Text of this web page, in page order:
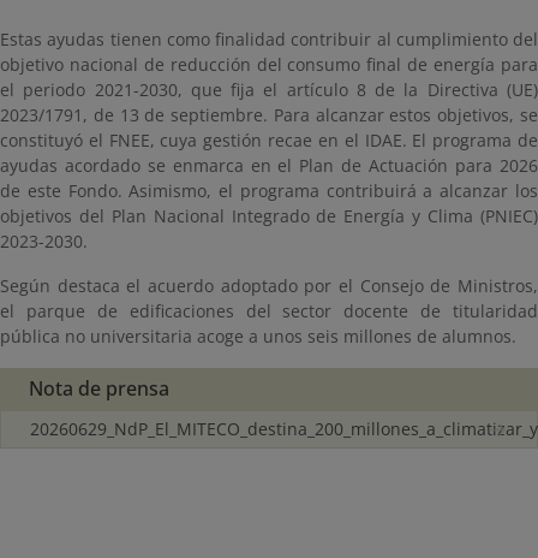
Estas ayudas tienen como finalidad contribuir al cumplimiento del
objetivo nacional de reducción del consumo final de energía para
el periodo 2021-2030, que fija el artículo 8 de la Directiva (UE)
2023/1791, de 13 de septiembre. Para alcanzar estos objetivos, se
constituyó el FNEE, cuya gestión recae en el IDAE. El programa de
ayudas acordado se enmarca en el Plan de Actuación para 2026
de este Fondo. Asimismo, el programa contribuirá a alcanzar los
objetivos del Plan Nacional Integrado de Energía y Clima (PNIEC)
2023-2030.
Según destaca el acuerdo adoptado por el Consejo de Ministros,
el parque de edificaciones del sector docente de titularidad
pública no universitaria acoge a unos seis millones de alumnos.
Nota de prensa